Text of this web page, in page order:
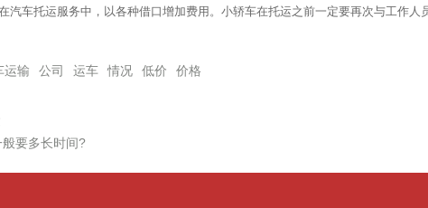
汽车托运服务中，以各种借口增加费用。小轿车在托运之前一定要再次与工作人
运输 公司 运车 情况 低价 价格
要多长时间?